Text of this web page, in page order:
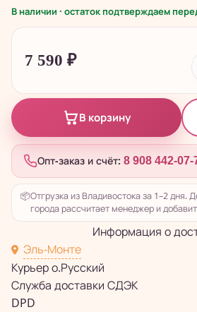
В наличии · остаток подтверждаем
7 590 ₽
В корзину
Опт-заказ и счёт: 8 908 442-07-
📦Отгрузка из Владивостока за 1–2 дня.
города рассчитает менеджер и
Информация о
Эль-Монте
Курьер о.Русский
Служба доставки СДЭК
DPD